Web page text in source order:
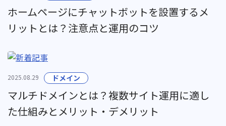
ホームページにチャットボットを設置するメ
リットとは？注意点と運用のコツ
2025.08.29 ドメイン
マルチドメインとは？複数サイト運用に適し
た仕組みとメリット・デメリット